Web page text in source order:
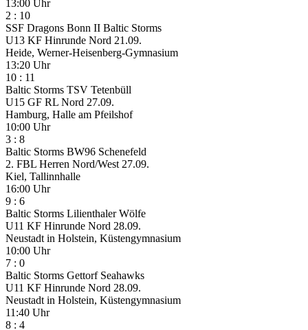
13:00 Uhr
2 : 10
SSF Dragons Bonn II Baltic Storms
U13 KF Hinrunde Nord 21.09.
Heide, Werner-Heisenberg-Gymnasium
13:20 Uhr
10 : 11
Baltic Storms TSV Tetenbüll
U15 GF RL Nord 27.09.
Hamburg, Halle am Pfeilshof
10:00 Uhr
3 : 8
Baltic Storms BW96 Schenefeld
2. FBL Herren Nord/West 27.09.
Kiel, Tallinnhalle
16:00 Uhr
9 : 6
Baltic Storms Lilienthaler Wölfe
U11 KF Hinrunde Nord 28.09.
Neustadt in Holstein, Küstengymnasium
10:00 Uhr
7 : 0
Baltic Storms Gettorf Seahawks
U11 KF Hinrunde Nord 28.09.
Neustadt in Holstein, Küstengymnasium
11:40 Uhr
8 : 4